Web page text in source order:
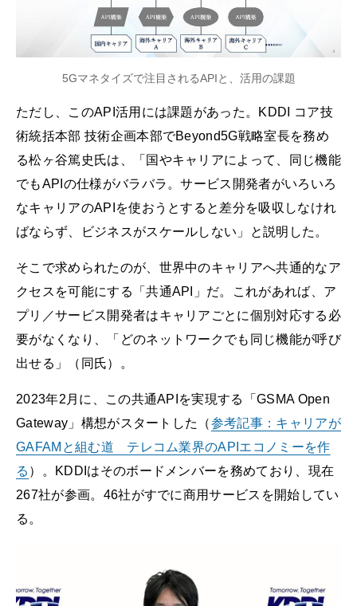
5Gマネタイズで注目されるAPIと、活用の課題
ただし、このAPI活用には課題があった。KDDI コア技
術統括本部 技術企画本部でBeyond5G戦略室長を務め
る松ヶ谷篤史氏は、「国やキャリアによって、同じ機能
でもAPIの仕様がバラバラ。サービス開発者がいろいろ
なキャリアのAPIを使おうとすると差分を吸収しなけれ
ばならず、ビジネスがスケールしない」と説明した。
そこで求められたのが、世界中のキャリアへ共通的なア
クセスを可能にする「共通API」だ。これがあれば、ア
プリ／サービス開発者はキャリアごとに個別対応する必
要がなくなり、「どのネットワークでも同じ機能が呼び
出せる」（同氏）。
2023年2月に、この共通APIを実現する「GSMA Open
Gateway」構想がスタートした（参考記事：キャリアが
GAFAMと組む道 テレコム業界のAPIエコノミーを作
る ）。KDDIはそのボードメンバーを務めており、現在
267社が参画。46社がすでに商用サービスを開始してい
る。